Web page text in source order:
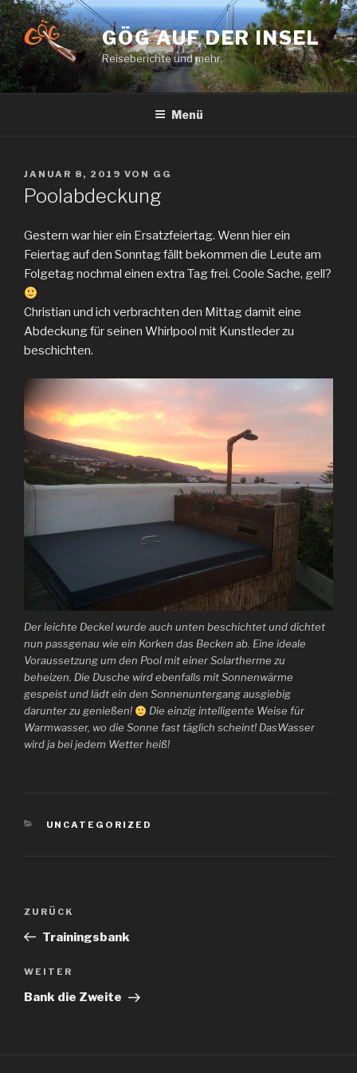
Zum
Inhalt
springen
GÖG AUF DER INSEL
Reiseberichte und mehr.
Menü
VERÖFFENTLICHT
AM
JANUAR 8, 2019 VON GG
Poolabdeckung
Gestern war hier ein Ersatzfeiertag. Wenn hier ein
Feiertag auf den Sonntag fällt bekommen die Leute am
Folgetag nochmal einen extra Tag frei. Coole Sache, gell?
Christian und ich verbrachten den Mittag damit eine
Abdeckung für seinen Whirlpool mit Kunstleder zu
beschichten.
Der leichte Deckel wurde auch unten beschichtet und dichtet
nun passgenau wie ein Korken das Becken ab. Eine ideale
Voraussetzung um den Pool mit einer Solartherme zu
beheizen. Die Dusche wird ebenfalls mit Sonnenwärme
gespeist und lädt ein den Sonnenuntergang ausgiebig
darunter zu genießen!
Die einzig intelligente Weise für
Warmwasser, wo die Sonne fast täglich scheint! DasWasser
wird ja bei jedem Wetter heiß!
KATEGORIEN
UNCATEGORIZED
Beitragsnavigation
Vorheriger
Beitrag
ZURÜCK
Trainingsbank
Nächster
Beitrag
WEITER
Bank die Zweite